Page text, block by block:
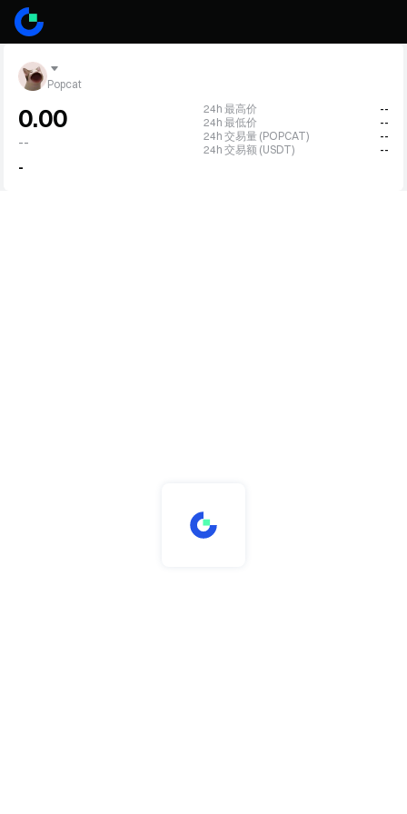
Popcat
0.00
--
-
24h 最高价
--
24h 最低价
--
24h 交易量 (POPCAT)
--
24h 交易额 (USDT)
--